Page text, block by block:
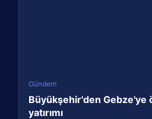
Gündem
Büyükşehir'den Gebze'ye
yatırımı